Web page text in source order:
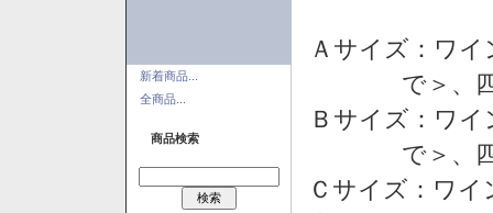
新着商品...
全商品...
商品検索
Ａサイズ：ワ
で＞、
Ｂサイズ：ワ
で＞、
Ｃサイズ：ワイ